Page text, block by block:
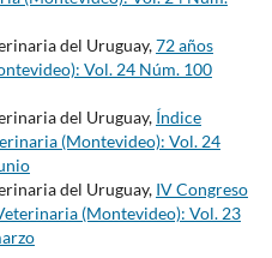
del Uruguay,72 años
Vol. 24 Núm. 100
del Uruguay, Índice
(Montevideo): Vol. 24
del Uruguay, IV Congreso
(Montevideo): Vol. 23